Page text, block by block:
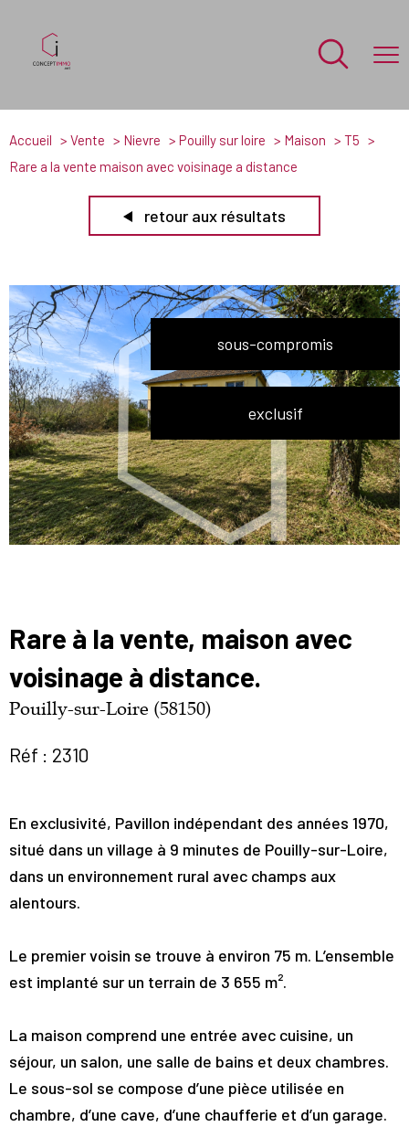
Accueil Vente Nievre Pouilly sur loire Maison
T5
Rare a la vente maison avec voisinage a distance
retour aux résultats
sous-compromis
exclusif
Rare à la vente, maison avec
voisinage à distance.
Pouilly-sur-Loire (58150)
Réf : 2310
En exclusivité, Pavillon indépendant des années 1970,
situé dans un village à 9 minutes de Pouilly-sur-Loire,
dans un environnement rural avec champs aux
alentours.
Le premier voisin se trouve à environ 75 m. L’ensemble
est implanté sur un terrain de 3 655 m².
La maison comprend une entrée avec cuisine, un
séjour, un salon, une salle de bains et deux chambres.
Le sous-sol se compose d’une pièce utilisée en
chambre, d’une cave, d’une chaufferie et d’un garage.